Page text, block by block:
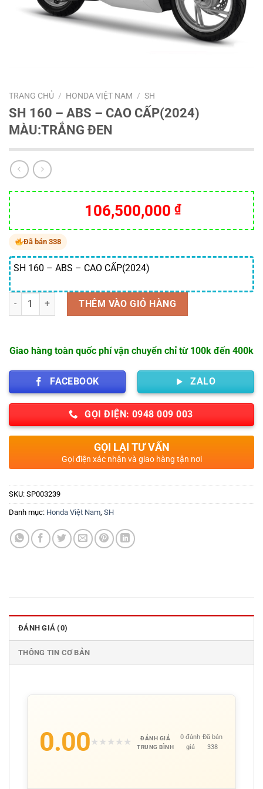
TRANG CHỦ / HONDA VIỆT NAM / SH
SH 160 – ABS – CAO CẤP(2024)
MÀU:TRẮNG ĐEN
106,500,000 ₫
Đã bán 338
SH 160 – ABS – CAO CẤP(2024)
Số lượng THÊM VÀO GIỎ HÀNG
Giao hàng toàn quốc phí vận chuyển chỉ từ 100k đến 400k
FACEBOOK ZALO
GỌI ĐIỆN: 0948 009 003
GỌI LẠI TƯ VẤN
Gọi điện xác nhận và giao hàng tận nơi
SKU: SP003239
Danh mục: Honda Việt Nam, SH
ĐÁNH GIÁ (0)
THÔNG TIN CƠ BẢN
0.00★ ★ ★ ★ ★
ĐÁNH GIÁ
TRUNG BÌNH
0 đánh
giá
Đã bán
338